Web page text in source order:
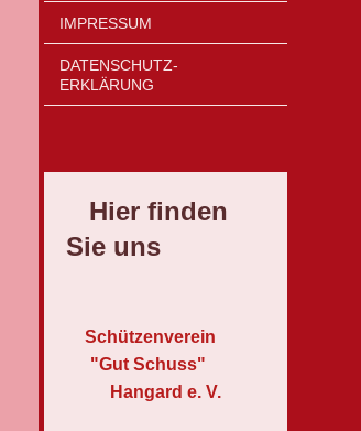
IMPRESSUM
DATENSCHUTZ-
ERKLÄRUNG
Hier finden
Sie uns
Schützenverein
"Gut Schuss"
Hangard e. V.